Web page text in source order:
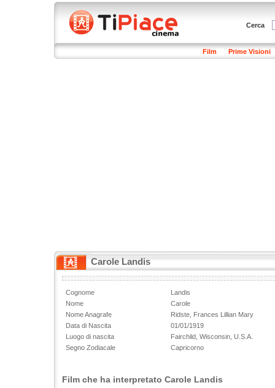
Cerca
Film Prime Visioni
Carole Landis
Cognome
Landis
Nome
Carole
Nome Anagrafe
Ridste, Frances Lillian Mary
Data di Nascita
01/01/1919
Luogo di nascita
Fairchild, Wisconsin, U.S.A.
Segno Zodiacale
Capricorno
Film che ha interpretato Carole Landis